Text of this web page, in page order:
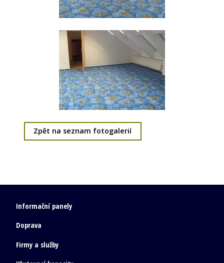
Zpět na seznam fotogalerií
Informační panely
Doprava
Firmy a služby